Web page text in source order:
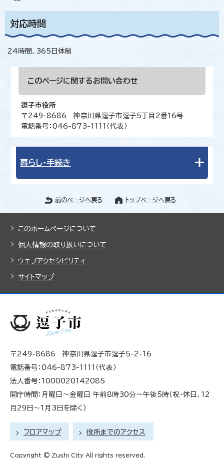
対応時間
24時間、365日体制
このページに関する お問い合わせ
逗子市役所
〒249-8686 神奈川県逗子市逗子5丁目2番16号
電話番号：046-873-1111（代表）
暮らし・手続き
前のページへ戻る トップページへ戻る
このホームページについて
個人情報の取り扱いについて
ウェブアクセシビリティ
サイトマップ
〒249-8686 神奈川県逗子市逗子5-2-16
電話番号：046-873-1111（代表）
法人番号：1000020142085
開庁時間：月曜日～金曜日 午前8時30分～午後5時（祝・休日、12
月29日～1月3日を除く）
フロアマップ 役所までのアクセス
Copyright © Zushi City All rights reserved.